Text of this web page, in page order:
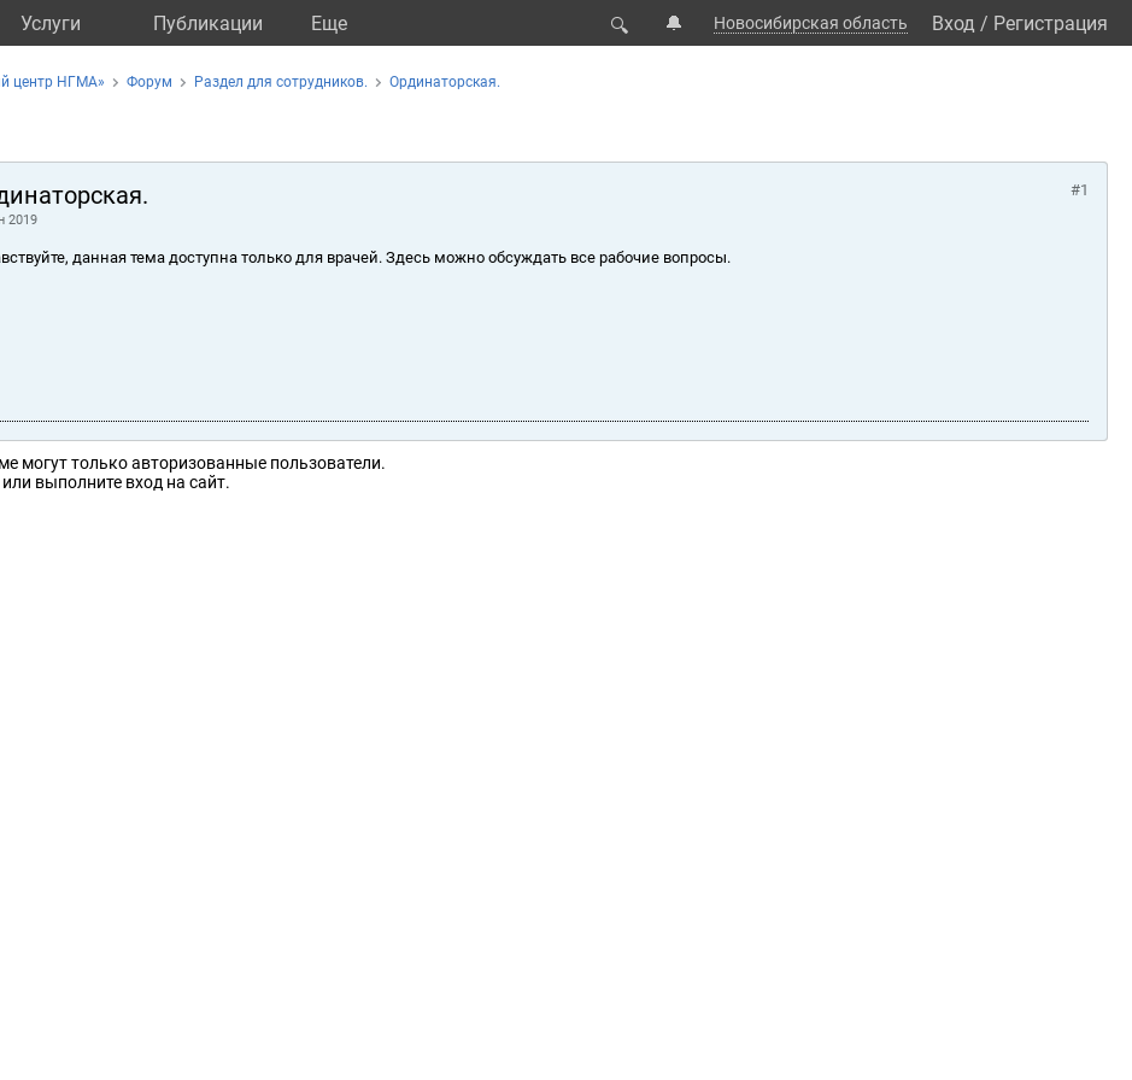
Услуги Публикации Eще 🔍 🔔 Новосибирская область Вход / Регистрация
центр НГМА» Форум Раздел для сотрудников. Ординаторская.
2019
#1
данная тема доступна только для врачей. Здесь можно обсуждать все рабочие вопросы.
могут только авторизованные пользователи.
или выполните вход на сайт.